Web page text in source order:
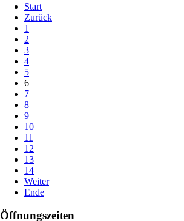
Start
Zurück
1
2
3
4
5
6
7
8
9
10
11
12
13
14
Weiter
Ende
Öffnungszeiten